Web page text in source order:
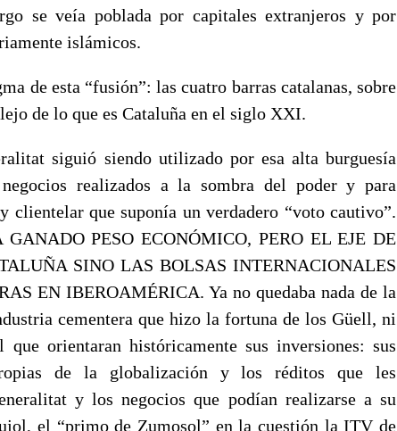
se veía poblada por capitales extranjeros y por
islámicos.
de esta “fusión”: las cuatro barras catalanas, sobre
de lo que es Cataluña en el siglo XXI.
siguió siendo utilizado por esa alta burguesía
realizados a la sombra del poder y para
clientelar que suponía un verdadero “voto cautivo”.
PESO ECONÓMICO, PERO EL EJE DE
SINO LAS BOLSAS INTERNACIONALES
EN IBEROAMÉRICA. Ya no quedaba nada de la
cementera que hizo la fortuna de los Güell, ni
orientaran históricamente sus inversiones: sus
de la globalización y los réditos que les
y los negocios que podían realizarse a su
el “primo de Zumosol” en la cuestión la ITV de